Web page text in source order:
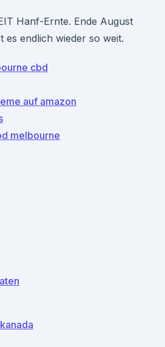
Hanf-Ernte. Ende August
es endlich wieder so weit.
cbd
auf amazon
melbourne